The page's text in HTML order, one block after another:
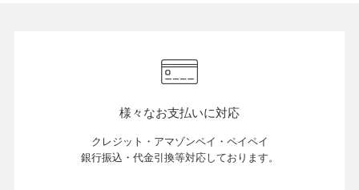
様々なお支払いに対応
クレジット・アマゾンペイ・ペイペイ
銀行振込・代金引換等対応しております。